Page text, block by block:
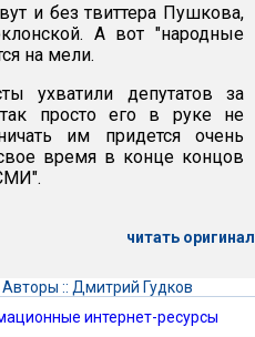
и без твиттера Пушкова,
А вот "народные
на мели.
ухватили депутатов за
просто его в руке не
им придется очень
время в конце концов
читать оригинал
Авторы :: Дмитрий Гудков
интернет-ресурсы